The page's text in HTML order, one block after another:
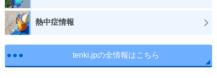
熱中症情報
tenki.jpの全情報はこちら